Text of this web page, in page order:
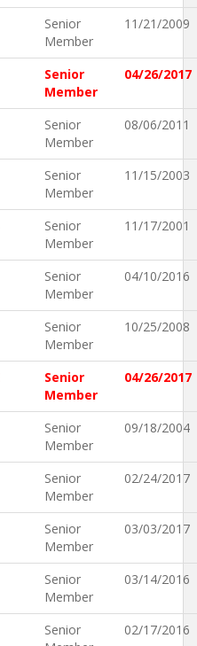
Senior
Member
11/21/2009
Senior
Member
04/26/2017
Senior
Member
08/06/2011
Senior
Member
11/15/2003
Senior
Member
11/17/2001
Senior
Member
04/10/2016
Senior
Member
10/25/2008
Senior
Member
04/26/2017
Senior
Member
09/18/2004
Senior
Member
02/24/2017
Senior
Member
03/03/2017
Senior
Member
03/14/2016
Senior
02/17/2016